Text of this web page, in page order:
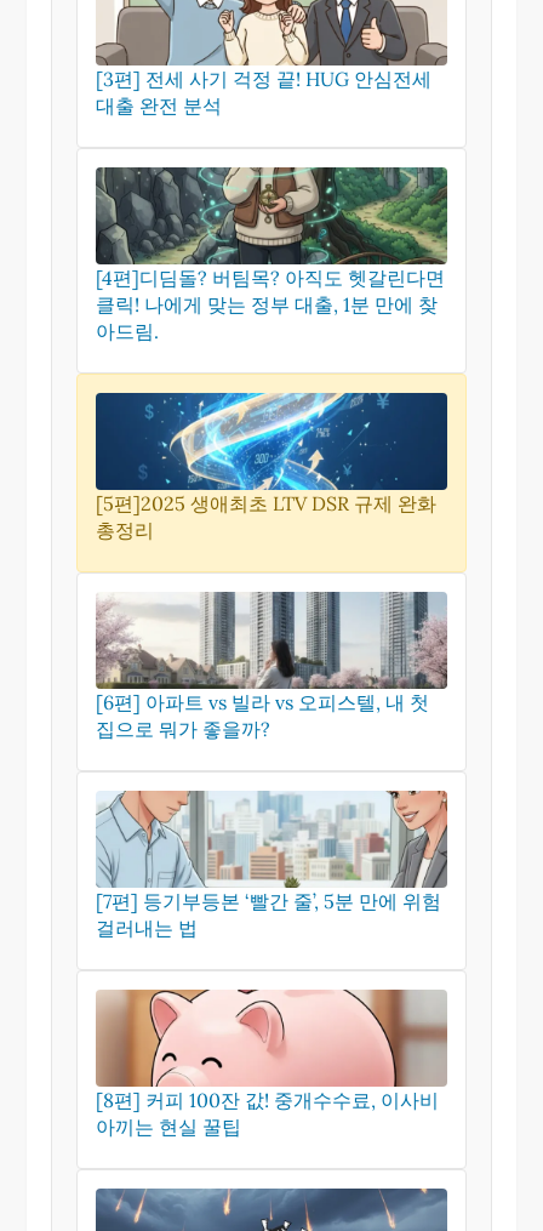
[3편] 전세 사기 걱정 끝! HUG 안심전세
대출 완전 분석
[4편]디딤돌? 버팀목? 아직도 헷갈린다면
클릭! 나에게 맞는 정부 대출, 1분 만에 찾
아드림.
[5편]2025 생애최초 LTV DSR 규제 완화
총정리
[6편] 아파트 vs 빌라 vs 오피스텔, 내 첫
집으로 뭐가 좋을까?
[7편] 등기부등본 ‘빨간 줄’, 5분 만에 위험
걸러내는 법
[8편] 커피 100잔 값! 중개수수료, 이사비
아끼는 현실 꿀팁